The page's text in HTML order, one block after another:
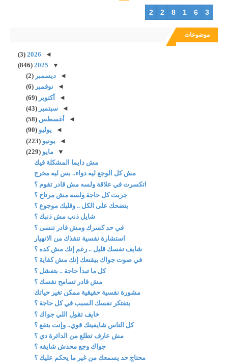
2 2 8 1 6 3
موضوعات
◄
2026
(3)
▼
2025
(846)
◄ديسمبر(2)
◄ نوفمبر(6)
◄أكتوبر(69)
◄سبتمبر(43)
◄
أغسطس(58)
◄ يوليو(90)
◄ يونيو(223)
▼مايو(229)
مش دايما المشكلة فيك
مش كل الوجع ليه دواء.. بس ليه مخرج
اتكسرت في علاقة ولسه مش قادر تقوم ؟
جربت كل حاجة ولسه مش مرتاح ؟
بتضحك على الكل .. وقلبك موجوع ؟
شايل ذنب مش ذنبك ؟
في حد كسرك ومش قادر تنسى ؟
استشارة نفسية تنقذك من الانهيار
شايف نفسك قليل .. رغم إنك مش كده ؟
في صوت جواك بيقنعك إنك مش كفاية ؟
كل ما تبدأ حاجة .. بتفشل ؟
مش قادر تسامح نفسك ؟
مشورة نفسية حقيقية ممكن تغير حياتك
بتفتكر نفسك السبب في كل حاجة ؟
خايف تقول اللي جواك ؟
كل الناس شايفينك قوي.. وإنت بتقع ؟
مش عارف تطلع من الدائرة دي ؟
جواك وجع محدش شايفه ؟
محتاج حد يسمعك من غير ما يحكم عليك ؟